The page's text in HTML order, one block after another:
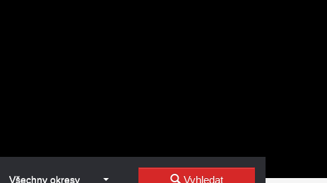
Všechny okresy Vyhledat